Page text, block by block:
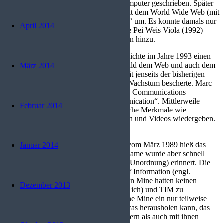
April 2014
März 2014
Februar 2014
Januar 2014
Dezember 2013
es im Herbst 1990 auf einem NeXT-Computer geschrieben. Später
benannte er es – um Verwechslungen mit dem World Wide Web (mit
Leerzeichen) zu vermeiden – in „Nexus“ um. Es konnte damals nur
Text anzeigen, aber spätere Browser wie Pei Weis Viola (1992)
fügten die Fähigkeit Grafiken anzuzeigen hinzu.
Marc Andreessen vom NCSA veröffentlichte im Jahre 1993 einen
Browser namens „Mosaic für X“, der bald dem Web und auch dem
gesamten Internet ungekannte Popularität jenseits der bisherigen
Nutzerkreise und ein explosionsartiges Wachstum bescherte. Marc
Andreessen gründete die Firma „Mosaic Communications
Corporation“, später „Netscape Communication“. Mittlerweile
können moderne Browser auch zusätzliche Merkmale wie
dynamische Inhalte, Musik, Animationen und Videos wiedergeben.
In Berners-Lees erstem Projektentwurf vom März 1989 hieß das
Web noch Mesh (engl. Geflecht). Der Name wurde aber schnell
verworfen, da er zu sehr an Mess (engl. Unordnung) erinnert. Die
folgenden Benennungsversuche Mine of Information (engl.
Informations-Mine) oder The Information Mine hatten keinen
Bestand, da die Abkürzungen MOI (frz. ich) und TIM zu
egozentrisch wirkten. Außerdem war eine Mine ein nur teilweise
geeignetes Bild, da man aus ihr bloß etwas herausholen kann, das
Web dagegen sowohl Informationen liefern als auch mit ihnen